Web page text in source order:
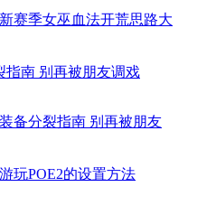
指南 别再被朋友调戏
玩POE2的设置方法